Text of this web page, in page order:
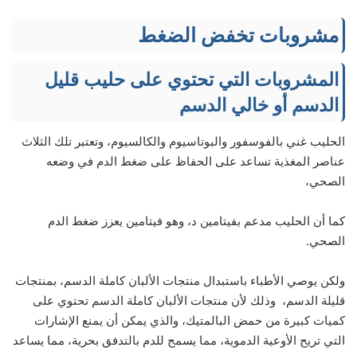
مشروبات تخفض الضغط
المشروبات التي تحتوي على حليب قليل
الدسم أو خالي الدسم
الحليب غني بالفوسفور والبوتاسيوم والكالسيوم، وتعتبر تلك الثلاث
عناصر المغذية تساعد على الحفاظ على ضغط الدم في وضعه
الصحي،
كما أن الحليب مدعم بفيتامين د، وهو فيتامين يعزز ضغط الدم
الصحي.
ولكن يوصي الأطباء باستبدال منتجات الألبان كاملة الدسم، بمنتجات
قليلة الدسم، وذلك لأن منتجات الألبان كاملة الدسم تحتوي على
كميات كبيرة من حمض البالمتيك، والذي يمكن أن يمنع الإشارات
التي تريح الأوعية الدموية، مما يسمح للدم بالتدفق بحرية، مما يساعد